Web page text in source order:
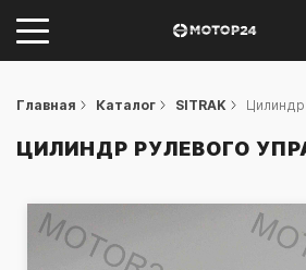
Главная Каталог SITRAK Цилиндр
ЦИЛИНДР РУЛЕВОГО